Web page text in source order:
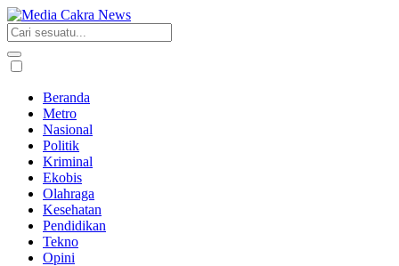
Beranda
Metro
Nasional
Politik
Kriminal
Ekobis
Olahraga
Kesehatan
Pendidikan
Tekno
Opini